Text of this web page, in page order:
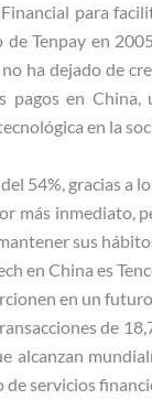
para
Tenpay en
ha dejado de
en China,
en la
54%, gracias a
más inmediato,
sus
en China es
en un
de
alcanzan
servicios